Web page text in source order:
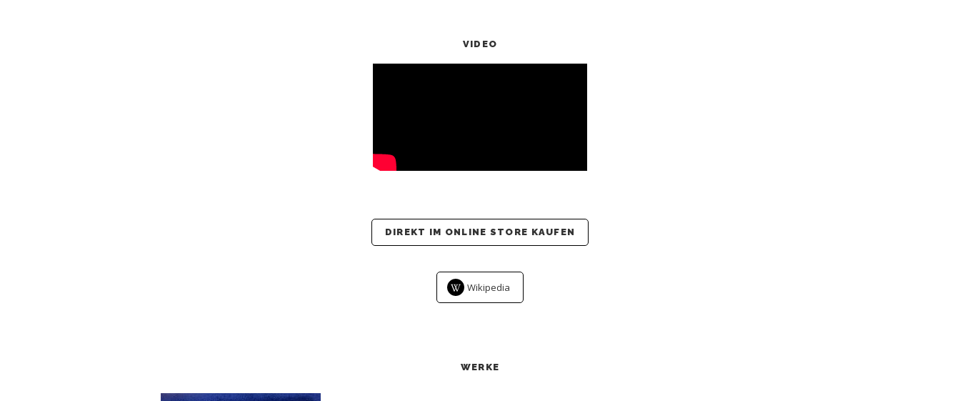
VIDEO
DIREKT IM ONLINE STORE KAUFEN
Wikipedia
WERKE